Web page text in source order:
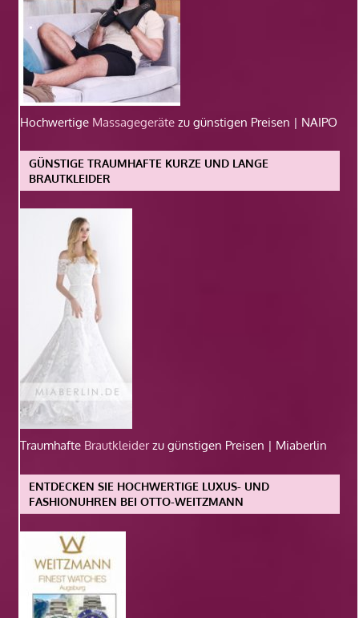
Hochwertige Massagegeräte zu günstigen Preisen | NAIPO
GÜNSTIGE TRAUMHAFTE KURZE UND LANGE
BRAUTKLEIDER
Traumhafte Brautkleiderzu günstigen Preisen | Miaberlin
ENTDECKEN SIE HOCHWERTIGE LUXUS- UND
FASHIONUHREN BEI OTTO-WEITZMANN